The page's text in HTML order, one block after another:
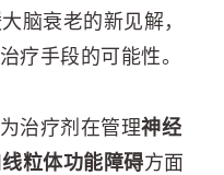
脑衰老的新见解，
疗手段的可能性。
治疗剂在管理神经
线粒体功能障碍方面